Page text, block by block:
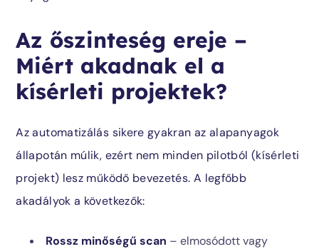
Az őszinteség ereje –
Miért akadnak el a
kísérleti projektek?
Az automatizálás sikere gyakran az alapanyagok
állapotán múlik, ezért nem minden pilotból (kísérleti
projekt) lesz működő bevezetés. A legfőbb
akadályok a következők:
Rossz minőségű scan – elmosódott vagy